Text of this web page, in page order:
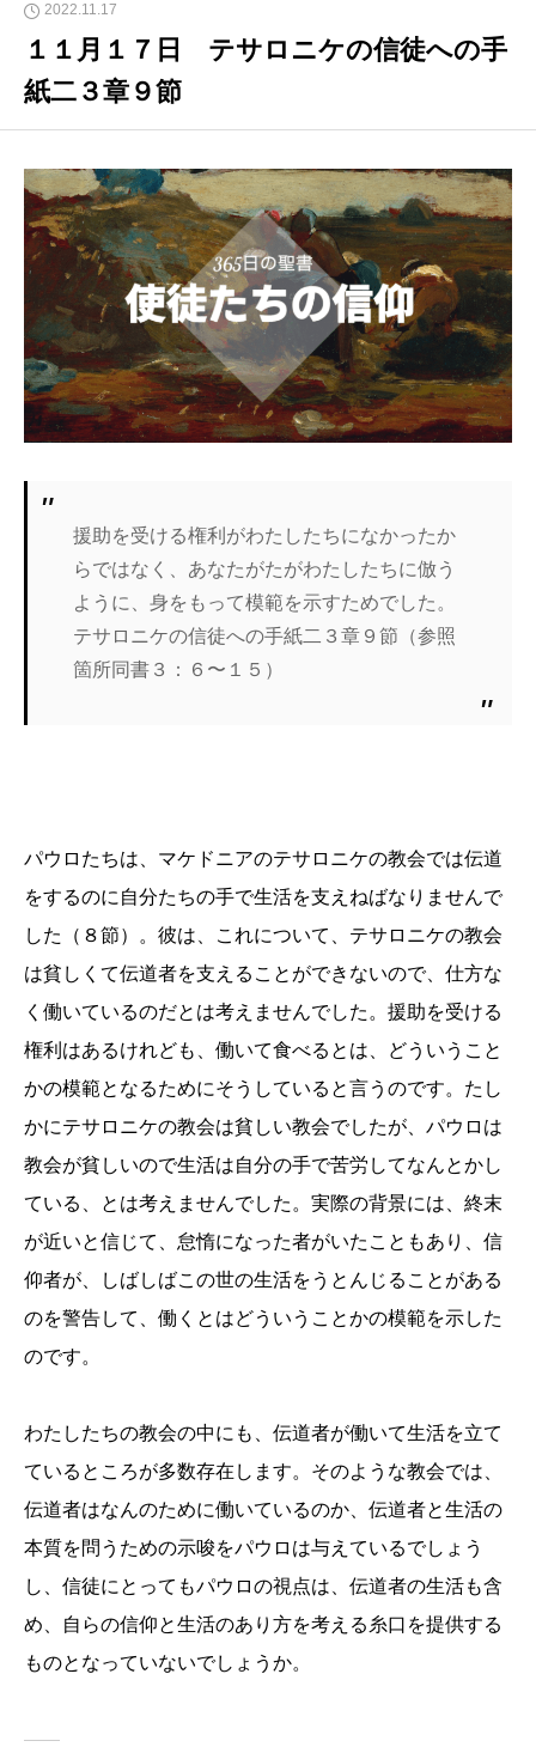
2022.11.17
１１月１７日 テサロニケの信徒への手
紙二３章９節
援助を受ける権利がわたしたちになかったか
らではなく、あなたがたがわたしたちに倣う
ように、身をもって模範を示すためでした。
テサロニケの信徒への手紙二３章９節（参照
箇所同書３：６〜１５）
パウロたちは、マケドニアのテサロニケの教会では伝道
をするのに自分たちの手で生活を支えねばなりませんで
した（８節）。彼は、これについて、テサロニケの教会
は貧しくて伝道者を支えることができないので、仕方な
く働いているのだとは考えませんでした。援助を受ける
権利はあるけれども、働いて食べるとは、どういうこと
かの模範となるためにそうしていると言うのです。たし
かにテサロニケの教会は貧しい教会でしたが、パウロは
教会が貧しいので生活は自分の手で苦労してなんとかし
ている、とは考えませんでした。実際の背景には、終末
が近いと信じて、怠惰になった者がいたこともあり、信
仰者が、しばしばこの世の生活をうとんじることがある
のを警告して、働くとはどういうことかの模範を示した
のです。
わたしたちの教会の中にも、伝道者が働いて生活を立て
ているところが多数存在します。そのような教会では、
伝道者はなんのために働いているのか、伝道者と生活の
本質を問うための示唆をパウロは与えているでしょう
し、信徒にとってもパウロの視点は、伝道者の生活も含
め、自らの信仰と生活のあり方を考える糸口を提供する
ものとなっていないでしょうか。